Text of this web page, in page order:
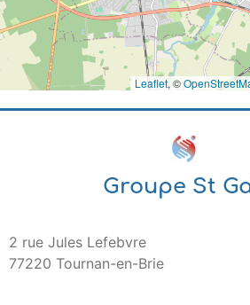
Leaflet, ©
Groupe St
2 rue Jules Lefebvre
77220 Tournan-en-Brie